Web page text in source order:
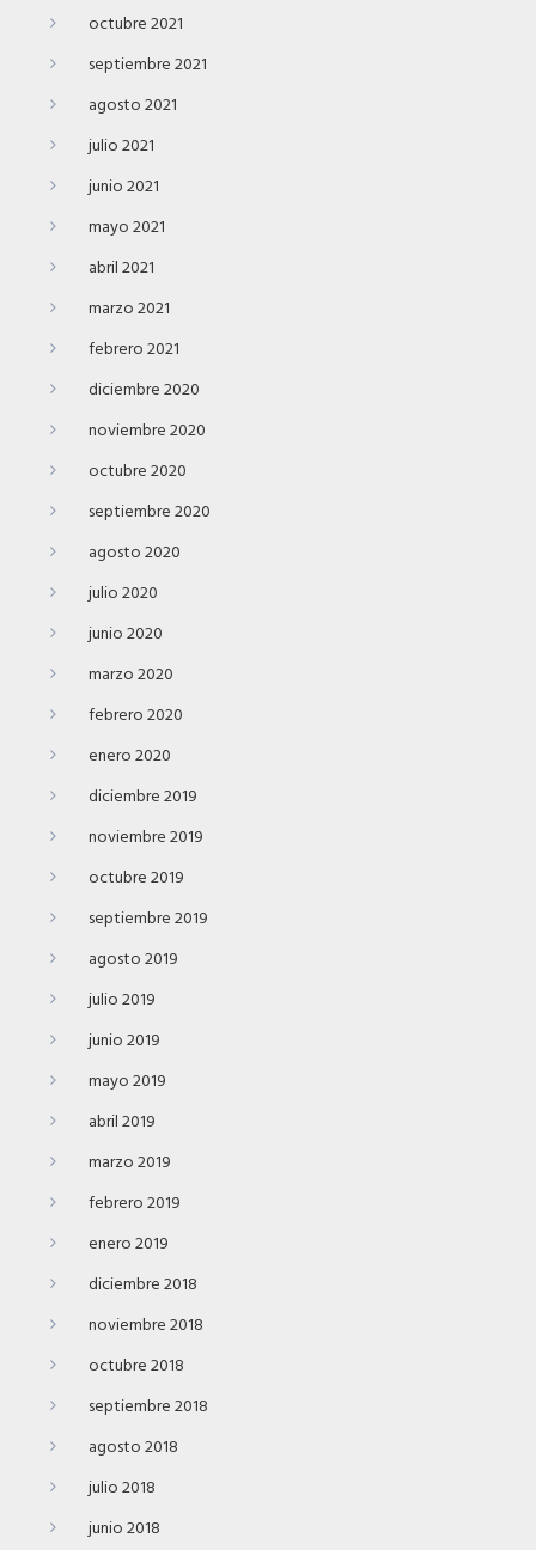
octubre 2021
septiembre 2021
agosto 2021
julio 2021
junio 2021
mayo 2021
abril 2021
marzo 2021
febrero 2021
diciembre 2020
noviembre 2020
octubre 2020
septiembre 2020
agosto 2020
julio 2020
junio 2020
marzo 2020
febrero 2020
enero 2020
diciembre 2019
noviembre 2019
octubre 2019
septiembre 2019
agosto 2019
julio 2019
junio 2019
mayo 2019
abril 2019
marzo 2019
febrero 2019
enero 2019
diciembre 2018
noviembre 2018
octubre 2018
septiembre 2018
agosto 2018
julio 2018
junio 2018